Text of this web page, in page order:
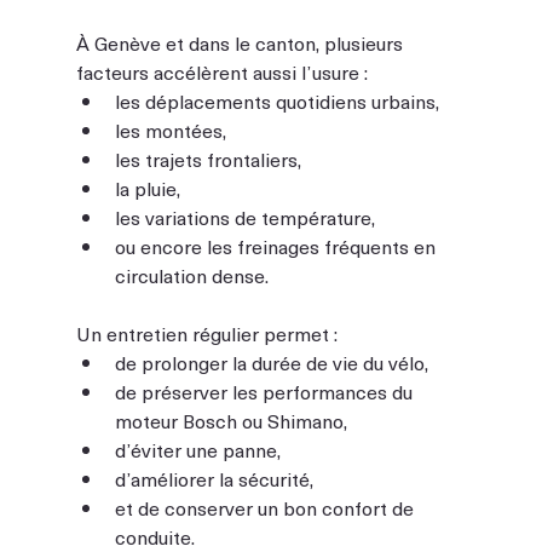
À Genève et dans le canton, plusieurs
facteurs accélèrent aussi l’usure :
les déplacements quotidiens urbains,
les montées,
les trajets frontaliers,
la pluie,
les variations de température,
ou encore les freinages fréquents en
circulation dense.
Un entretien régulier permet :
de prolonger la durée de vie du vélo,
de préserver les performances du
moteur Bosch ou Shimano,
d’éviter une panne,
d’améliorer la sécurité,
et de conserver un bon confort de
conduite.